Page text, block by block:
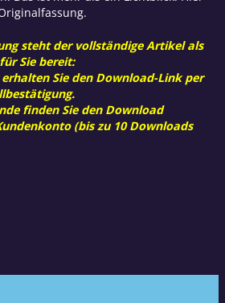
steht der vollständige Artikel als
Sie bereit:
Sie den Download-Link per
finden Sie den Download
(bis zu 10 Downloads